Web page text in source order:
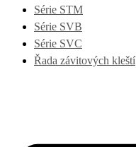
Série STM
Série SVB
Série SVC
Řada závitových kleští